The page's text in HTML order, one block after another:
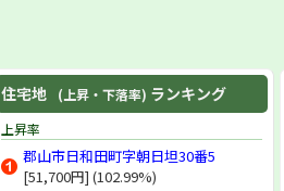
住宅地 (上昇・下落率) ランキング
上昇率
郡山市日和田町字朝日坦30番5
[51,700円] (102.99%)